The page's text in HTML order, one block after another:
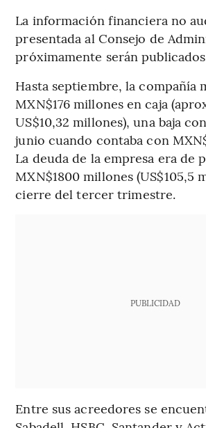
La información financiera no
presentada al Consejo de
próximamente serán
Hasta septiembre, la compañía
MXN$176 millones en caja
US$10,32 millones), una baja
junio cuando contaba con
La deuda de la empresa era de
MXN$1800 millones (US$105,5
cierre del tercer trimestre.
PUBLICIDAD
Entre sus acreedores se